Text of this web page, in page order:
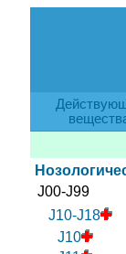
J00-J99
J10-J18
J10